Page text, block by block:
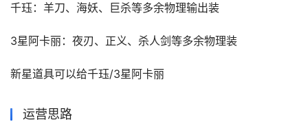
千珏：羊刀、海妖、巨杀等多余物理输出装
3星阿卡丽：夜刃、正义、杀人剑等多余物理装
新星道具可以给千珏/3星阿卡丽
运营思路